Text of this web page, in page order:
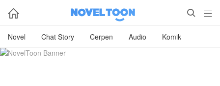
  
Novel Chat Story Cerpen Audio Komik